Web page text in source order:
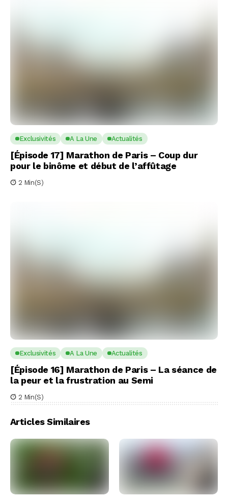
Exclusivités A La Une Actualités
[Épisode 17] Marathon de Paris – Coup dur
pour le binôme et début de l’affûtage
2 Min(s)
Exclusivités A La Une Actualités
[Épisode 16] Marathon de Paris – La séance de
la peur et la frustration au Semi
2 Min(s)
Articles Similaires